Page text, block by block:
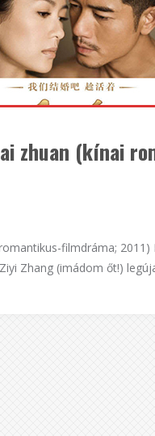
zhuan (kínai
filmdráma;
Zhang (imádom őt!)